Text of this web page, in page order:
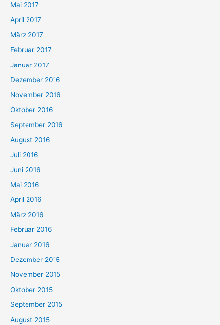
Mai 2017
April 2017
März 2017
Februar 2017
Januar 2017
Dezember 2016
November 2016
Oktober 2016
September 2016
August 2016
Juli 2016
Juni 2016
Mai 2016
April 2016
März 2016
Februar 2016
Januar 2016
Dezember 2015
November 2015
Oktober 2015
September 2015
August 2015